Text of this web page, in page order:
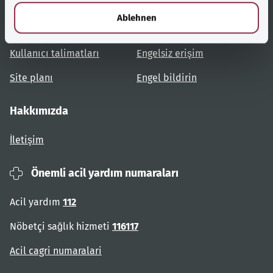
Ablehnen
Konulara genel bakış
Kullanıcı talimatları
Site planı
Engelsiz erişim
Engel bildirin
Hakkımızda
İletişim
Önemli acil yardım numaraları
Acil yardım 112
Nöbetçi sağlık hizmeti 116117
Acil cagri numaralari